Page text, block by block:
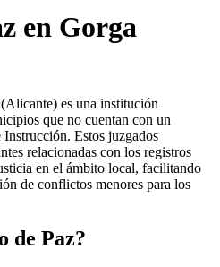
en Gorga
(Alicante) es una institución
que no cuentan con un
Instrucción. Estos juzgados
relacionadas con los registros
en el ámbito local, facilitando
de conflictos menores para los
de Paz?